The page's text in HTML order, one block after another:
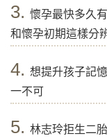
3. 懷孕最快多久
和懷孕初期這樣分
4. 想提升孩子記
一不可
5. 林志玲拒生二